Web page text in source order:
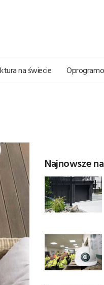
na świecie
Najnowsze